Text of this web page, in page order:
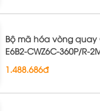
Bộ mã hóa vòng quay
E6B2‐CWZ6C‐360P/
1.488.686đ